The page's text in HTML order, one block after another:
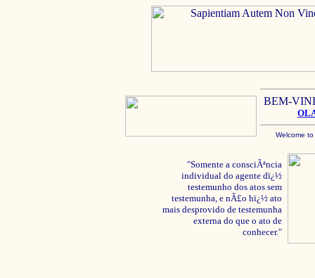
BEM-
Welcome
"Somente a consciÃªncia
individual do agente dï¿½
testemunho dos atos sem
testemunha, e nÃ£o hï¿½ ato
mais desprovido de testemunha
externa do que o ato de
conhecer."